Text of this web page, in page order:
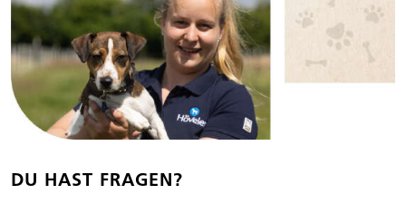
DU HAST FRAGEN?